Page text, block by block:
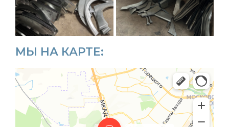
МЫ НА КАРТЕ: